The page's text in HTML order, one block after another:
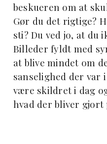
beskueren om at
Gør du det rigtige?
sti? Du ved jo, at du
Billeder fyldt med
at blive mindet om
sanselighed der var
være skildret i dag
hvad der bliver gjort